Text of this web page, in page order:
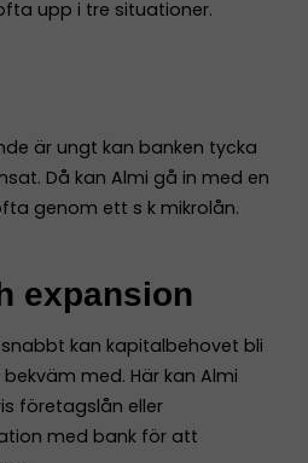
upp i tre situationer.
är ungt kan banken tycka
Då kan Almi gå in med en
genom ett s k mikrolån.
expansion
kan kapitalbehovet bli
med. Här kan Almi
företagslån eller
med bank för att